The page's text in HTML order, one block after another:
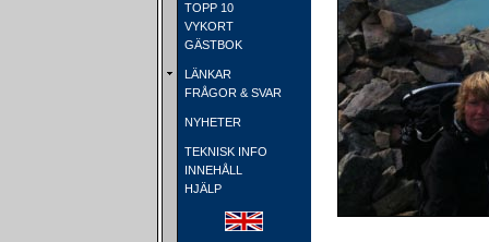
TOPP 10
VYKORT
GÄSTBOK
LÄNKAR
FRÅGOR & SVAR
NYHETER
TEKNISK INFO
INNEHÅLL
HJÄLP